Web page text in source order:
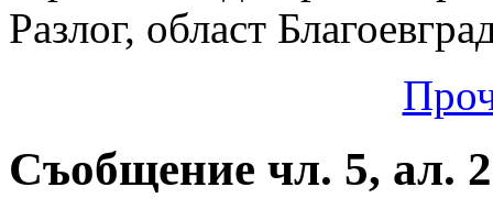
Разлог, област
Съобщение чл. 5, ал.